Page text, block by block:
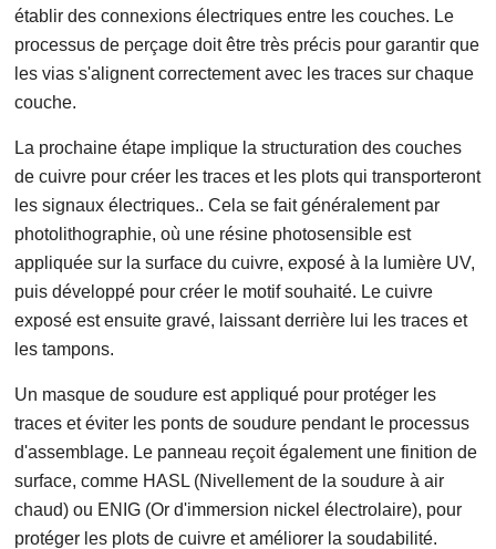
établir des connexions électriques entre les couches. Le
processus de perçage doit être très précis pour garantir que
les vias s'alignent correctement avec les traces sur chaque
couche.
La prochaine étape implique la structuration des couches
de cuivre pour créer les traces et les plots qui transporteront
les signaux électriques.. Cela se fait généralement par
photolithographie, où une résine photosensible est
appliquée sur la surface du cuivre, exposé à la lumière UV,
puis développé pour créer le motif souhaité. Le cuivre
exposé est ensuite gravé, laissant derrière lui les traces et
les tampons.
Un masque de soudure est appliqué pour protéger les
traces et éviter les ponts de soudure pendant le processus
d'assemblage. Le panneau reçoit également une finition de
surface, comme HASL (Nivellement de la soudure à air
chaud) ou ENIG (Or d'immersion nickel électrolaire), pour
protéger les plots de cuivre et améliorer la soudabilité.